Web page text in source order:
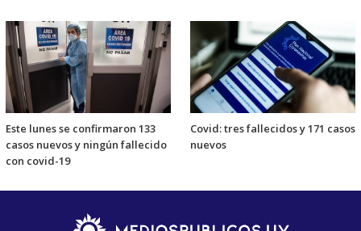
Este lunes se confirmaron 133
casos nuevos y ningún fallecido
con covid-19
Covid: tres fallecidos y 171 casos
nuevos